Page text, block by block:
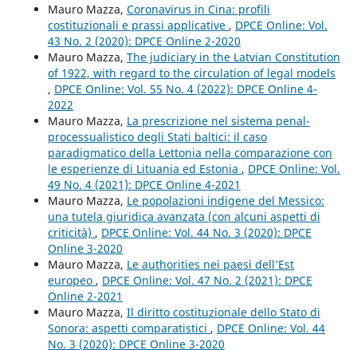
Mauro Mazza, Coronavirus in Cina: profili
costituzionali e prassi applicative , DPCE Online: Vol.
43 No. 2 (2020): DPCE Online 2-2020
Mauro Mazza, The judiciary in the Latvian Constitution
of 1922, with regard to the circulation of legal models
, DPCE Online: Vol. 55 No. 4 (2022): DPCE Online 4-
2022
Mauro Mazza, La prescrizione nel sistema penal-
processualistico degli Stati baltici: il caso
paradigmatico della Lettonia nella comparazione con
le esperienze di Lituania ed Estonia , DPCE Online: Vol.
49 No. 4 (2021): DPCE Online 4-2021
Mauro Mazza, Le popolazioni indigene del Messico:
una tutela giuridica avanzata (con alcuni aspetti di
criticità) , DPCE Online: Vol. 44 No. 3 (2020): DPCE
Online 3-2020
Mauro Mazza, Le authorities nei paesi dell’Est
europeo , DPCE Online: Vol. 47 No. 2 (2021): DPCE
Online 2-2021
Mauro Mazza, Il diritto costituzionale dello Stato di
Sonora: aspetti comparatistici , DPCE Online: Vol. 44
No. 3 (2020): DPCE Online 3-2020